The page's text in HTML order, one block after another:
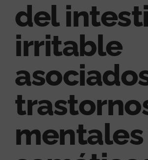
del
irritable
mentales